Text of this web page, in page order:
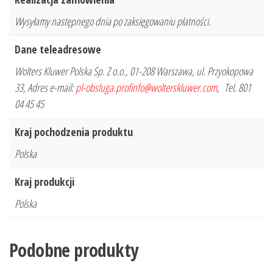
Wysyłamy następnego dnia po zaksięgowaniu płatności.
Dane teleadresowe
Wolters Kluwer Polska Sp. Z o.o., 01-208 Warszawa, ul. Przyokopowa
33, Adres e-mail:pl-obsluga.profinfo@wolterskluwer.com, Tel. 801
04 45 45
Kraj pochodzenia produktu
Polska
Kraj produkcji
Polska
Podobne produkty